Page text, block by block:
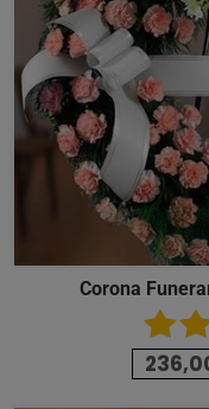
Corona